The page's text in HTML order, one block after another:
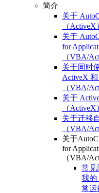
简介
关于
（ActiveX
关于
for
（VBA/
关于同时
ActiveX
（VBA/
关于
（
关于迁移
（VBA/
关于
for
（VBA/
常见
我的
常运